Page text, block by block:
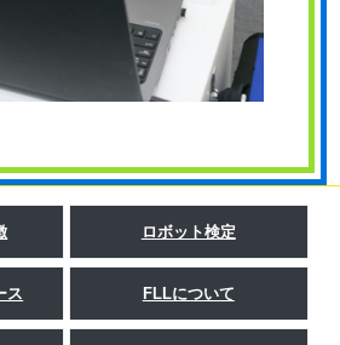
ロボット検定
ス FLLについて